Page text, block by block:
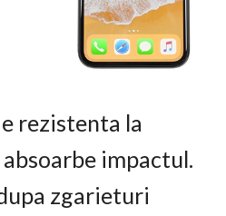
rezistenta la
impactul.
zgarieturi